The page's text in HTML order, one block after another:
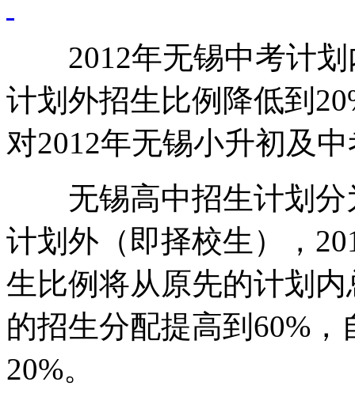
2012年无锡中考计划
计划外招生比例降低到
对2012年无锡小升初及
无锡高中招生计划分
计划外（即择校生），
生比例将从原先的计划
的招生分配提高到60%
20%。